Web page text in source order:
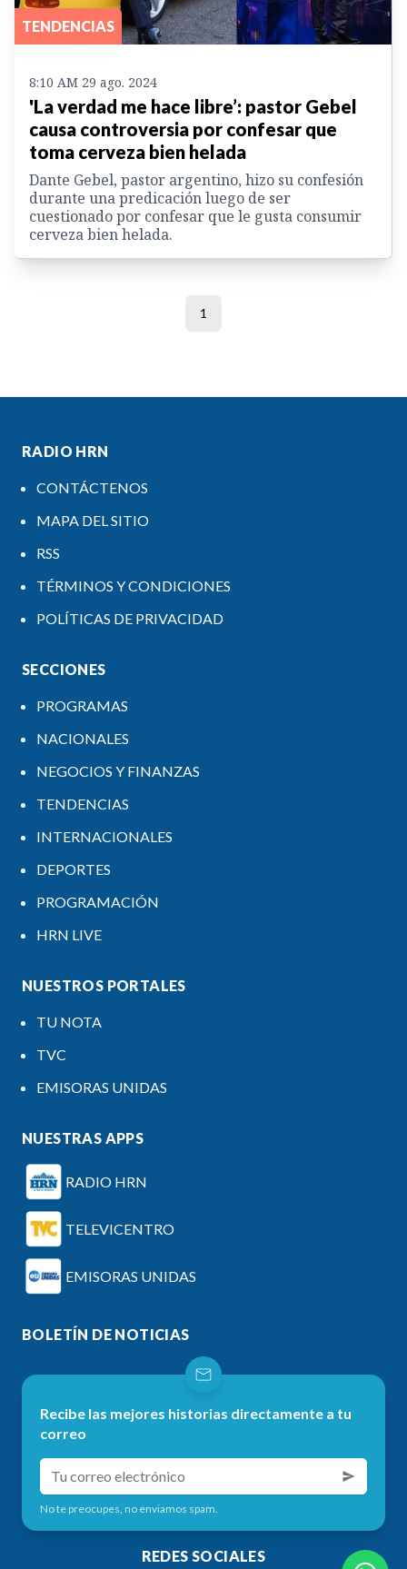
TENDENCIAS
8:10 AM 29 ago. 2024
'La verdad me hace libre’: pastor Gebel
causa controversia por confesar que
toma cerveza bien helada
Dante Gebel, pastor argentino, hizo su confesión
durante una predicación luego de ser
cuestionado por confesar que le gusta consumir
cerveza bien helada.
1
RADIO HRN
CONTÁCTENOS
MAPA DEL SITIO
RSS
TÉRMINOS Y CONDICIONES
POLÍTICAS DE PRIVACIDAD
SECCIONES
PROGRAMAS
NACIONALES
NEGOCIOS Y FINANZAS
TENDENCIAS
INTERNACIONALES
DEPORTES
PROGRAMACIÓN
HRN LIVE
NUESTROS PORTALES
TU NOTA
TVC
EMISORAS UNIDAS
NUESTRAS APPS
RADIO HRN
TELEVICENTRO
EMISORAS UNIDAS
BOLETÍN DE NOTICIAS
Recibe las mejores historias directamente a tu
correo
No te preocupes, no enviamos spam.
REDES SOCIALES